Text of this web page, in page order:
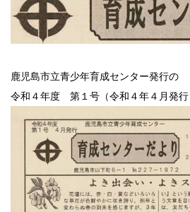
鹿児島市立青少年育成センター発行の
令和４年度 第１号（令和４年４月発行